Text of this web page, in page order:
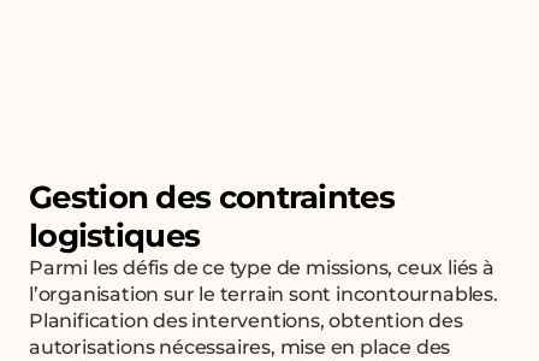
Gestion des contraintes
logistiques
Parmi les défis de ce type de missions, ceux liés à
l’organisation sur le terrain sont incontournables.
Planification des interventions, obtention des
autorisations nécessaires, mise en place des